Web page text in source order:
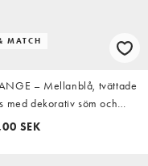
MATCH
– Mellanblå, tvättade
med dekorativ söm och
del av set
SEK